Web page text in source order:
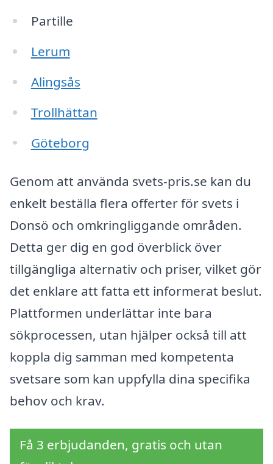
Partille
Lerum
Alingsås
Trollhättan
Göteborg
Genom att använda svets-pris.se kan du
enkelt beställa flera offerter för svets i
Donsö och omkringliggande områden.
Detta ger dig en god överblick över
tillgängliga alternativ och priser, vilket gör
det enklare att fatta ett informerat beslut.
Plattformen underlättar inte bara
sökprocessen, utan hjälper också till att
koppla dig samman med kompetenta
svetsare som kan uppfylla dina specifika
behov och krav.
Få 3 erbjudanden, gratis och utan